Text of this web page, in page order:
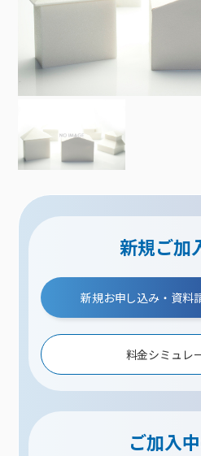
新規ご加
新規お申し込み・資料
料金シミュレ
ご加入